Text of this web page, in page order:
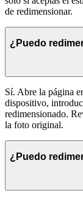
de redimensionar.
¿Puedo
Sí. Abre la página
dispositivo,
redimensionado.
la foto original.
¿Puedo